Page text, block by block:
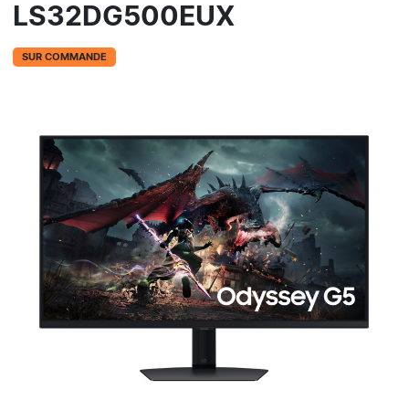
LS32DG500EUX
SUR COMMANDE